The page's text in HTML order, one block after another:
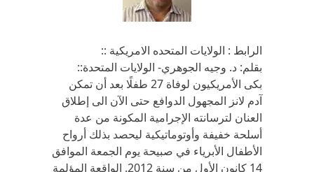
الرابط : الولايات المتحده الامريكية ::
بقلم: د. وجيه الجوهري- الولايات المتحدة::
بكى الأمريكيون لوفاة 27 طفلًا بعد أن تمكن
آدم لانز المجهول الدوافع حتى الآن الى إطلاق
العنان لترسانته الإجرامية المكونة من عدة
أسلحة خفيفة وأوتوماتيكية ليحصد بذلك أرواح
الأطفال الأبرياء في صبيحة يوم الجمعة الموافق
14 كانون الأول من سنة 2012. الواقعة المؤلمة